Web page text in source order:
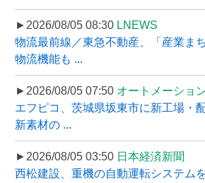
►2026/08/05 08:30 LNEWS
物流最前線／東急不動産、「産業ま
物流機能も ...
►2026/08/05 07:50 オートメーショ
エフピコ、茨城県坂東市に新工場・
新素材の ...
►2026/08/05 03:50 日本経済新聞
西松建設、重機の自動運転システム